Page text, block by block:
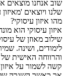
שוב אנחנו מוצאים
שלנו ויוצאים 'מאיזון
מהו איזון עיסוקי?
איזון עיסוקי הוא
שילוב מאוזן של
לימודים, ושינה.
והרווחה האישית של
קשה לשמור על